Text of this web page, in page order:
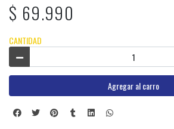
$ 69.990
CANTIDAD
Agregar al carro